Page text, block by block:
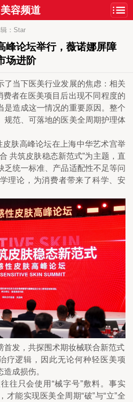
美容频道
：Star
峰论坛举行，薇诺娜屏障
场进阶
了当下医美行业发展的焦虑：相关
费者在医美项目后出现不同程度的
是造成这一情况的重要原因。整个
规范、可落地的医美全周期护理体
肤高峰论坛在上海中华艺术宫举
共筑皮肤稳态新范式”为主题，直
乏统一标准、产品适配性不足等问
理论，为消费者带来了科学、安
首发，共探围术期妆械联合新范式
疗逻辑，因此无论何种轻医美项
成损伤。
往只会使用“械字号”敷料。事实
才能实现医美全周期“破”与“立”全